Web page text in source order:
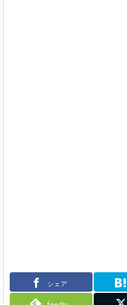
シェア